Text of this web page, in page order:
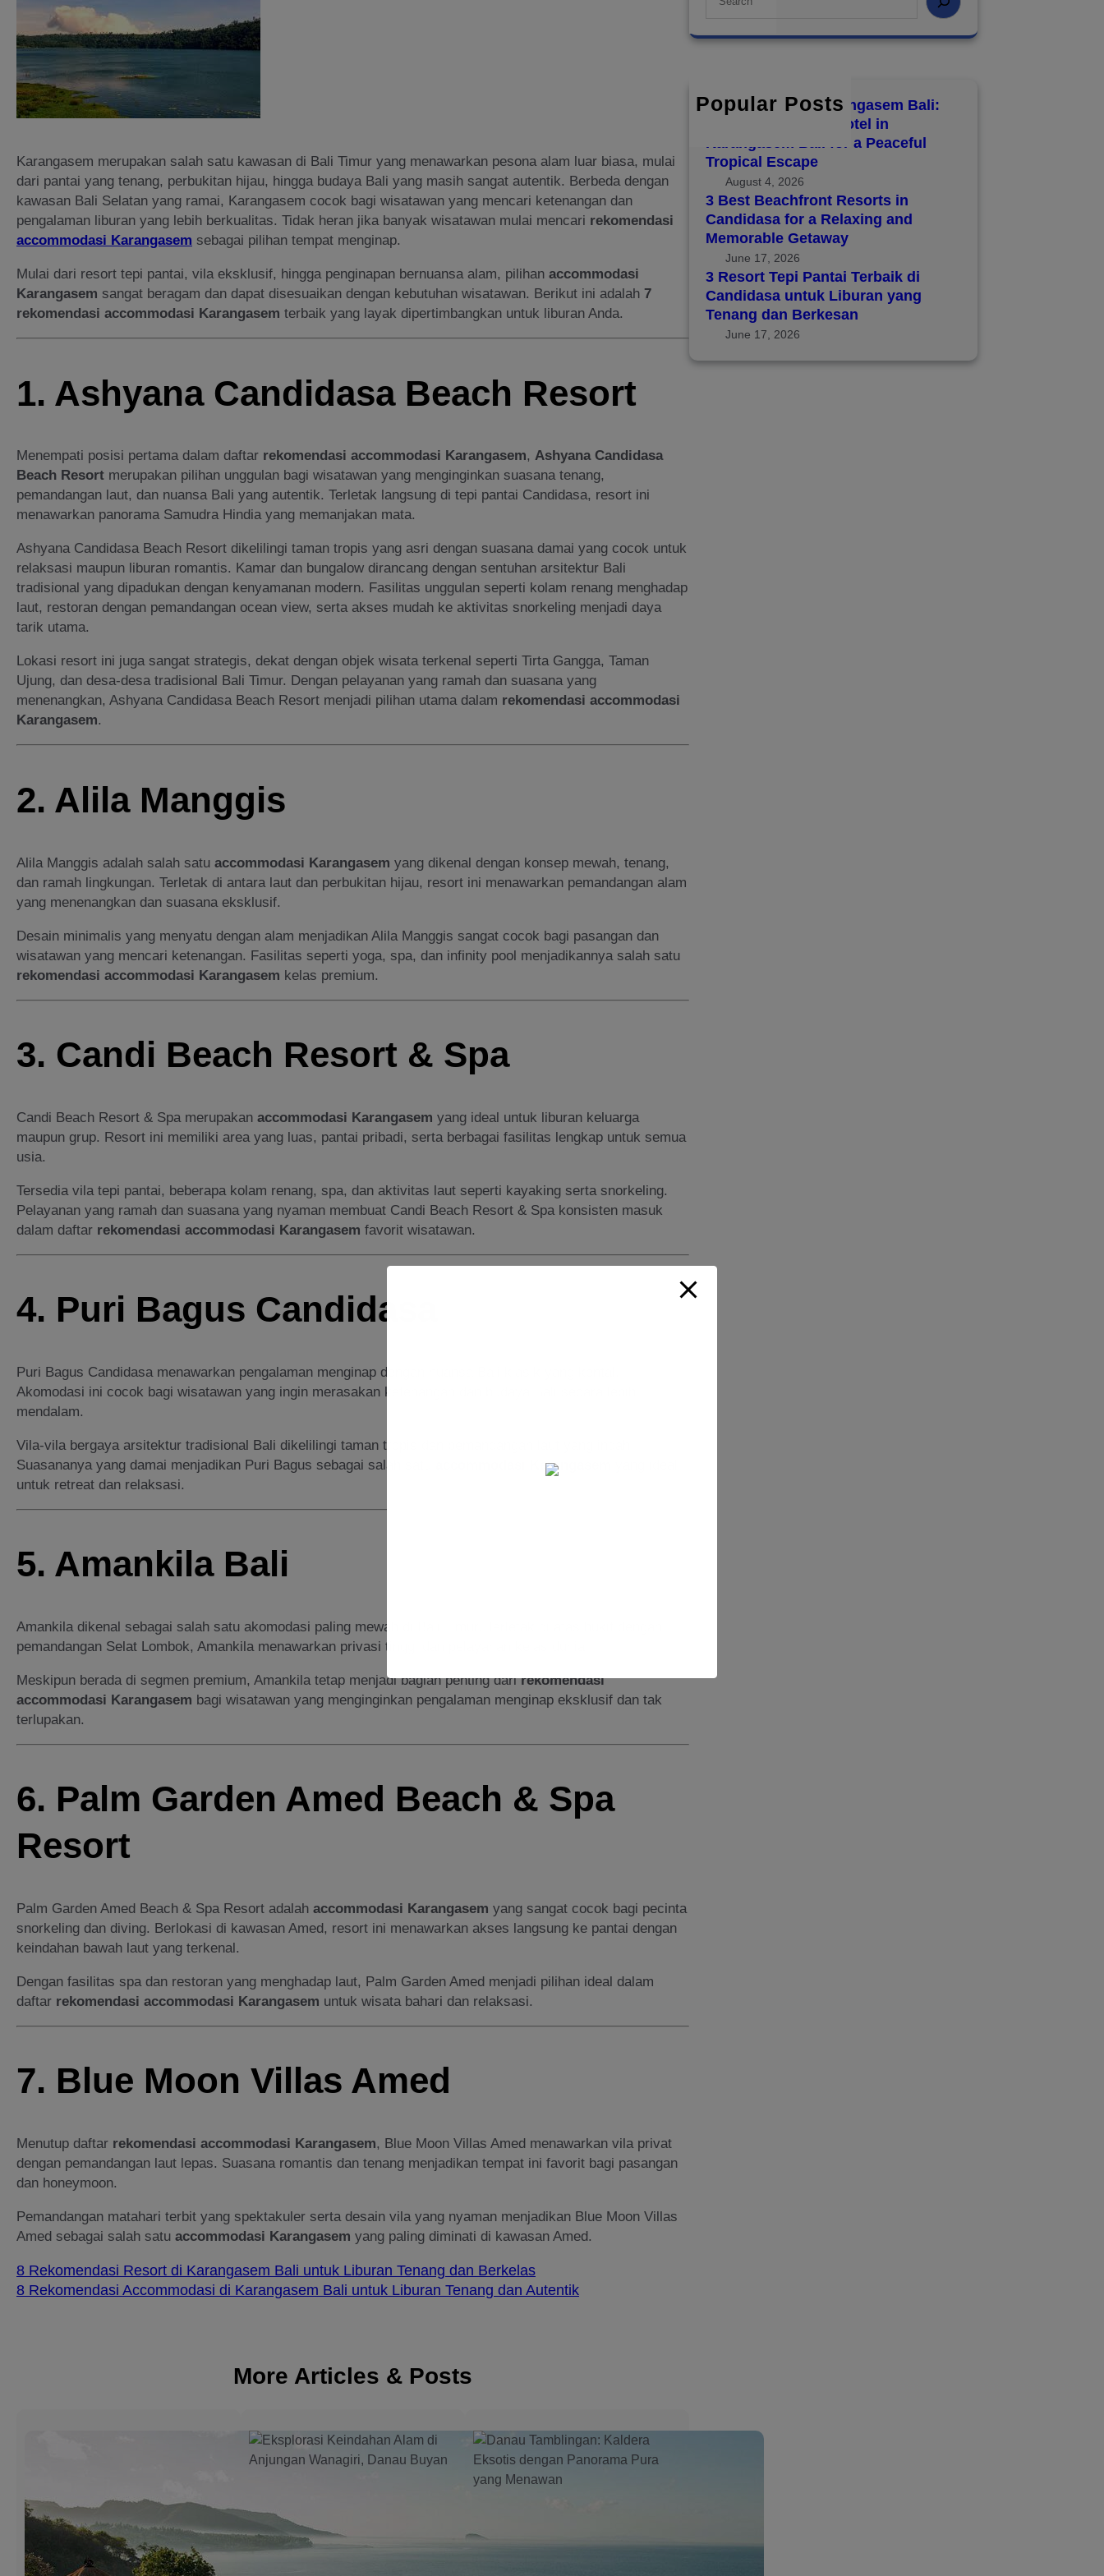
Karangasem merupakan salah satu kawasan di Bali Timur yang menawarkan pesona alam luar biasa, mulai
dari pantai yang tenang, perbukitan hijau, hingga budaya Bali yang masih sangat autentik. Berbeda dengan
kawasan Bali Selatan yang ramai, Karangasem cocok bagi wisatawan yang mencari ketenangan dan
pengalaman liburan yang lebih berkualitas. Tidak heran jika banyak wisatawan mulai mencari rekomendasi
accommodasi Karangasem sebagai pilihan tempat menginap.
Mulai dari resort tepi pantai, vila eksklusif, hingga penginapan bernuansa alam, pilihan accommodasi
Karangasem sangat beragam dan dapat disesuaikan dengan kebutuhan wisatawan. Berikut ini adalah 7
rekomendasi accommodasi Karangasem terbaik yang layak dipertimbangkan untuk liburan Anda.
1. Ashyana Candidasa Beach Resort
Menempati posisi pertama dalam daftar rekomendasi accommodasi Karangasem, Ashyana Candidasa
Beach Resort merupakan pilihan unggulan bagi wisatawan yang menginginkan suasana tenang,
pemandangan laut, dan nuansa Bali yang autentik. Terletak langsung di tepi pantai Candidasa, resort ini
menawarkan panorama Samudra Hindia yang memanjakan mata.
Ashyana Candidasa Beach Resort dikelilingi taman tropis yang asri dengan suasana damai yang cocok untuk
relaksasi maupun liburan romantis. Kamar dan bungalow dirancang dengan sentuhan arsitektur Bali
tradisional yang dipadukan dengan kenyamanan modern. Fasilitas unggulan seperti kolam renang menghadap
laut, restoran dengan pemandangan ocean view, serta akses mudah ke aktivitas snorkeling menjadi daya
tarik utama.
Lokasi resort ini juga sangat strategis, dekat dengan objek wisata terkenal seperti Tirta Gangga, Taman
Ujung, dan desa-desa tradisional Bali Timur. Dengan pelayanan yang ramah dan suasana yang
menenangkan, Ashyana Candidasa Beach Resort menjadi pilihan utama dalam rekomendasi accommodasi
Karangasem.
2. Alila Manggis
Alila Manggis adalah salah satu accommodasi Karangasem yang dikenal dengan konsep mewah, tenang,
dan ramah lingkungan. Terletak di antara laut dan perbukitan hijau, resort ini menawarkan pemandangan alam
yang menenangkan dan suasana eksklusif.
Desain minimalis yang menyatu dengan alam menjadikan Alila Manggis sangat cocok bagi pasangan dan
wisatawan yang mencari ketenangan. Fasilitas seperti yoga, spa, dan infinity pool menjadikannya salah satu
rekomendasi accommodasi Karangasem kelas premium.
3. Candi Beach Resort & Spa
Candi Beach Resort & Spa merupakan accommodasi Karangasem yang ideal untuk liburan keluarga
maupun grup. Resort ini memiliki area yang luas, pantai pribadi, serta berbagai fasilitas lengkap untuk semua
usia.
Tersedia vila tepi pantai, beberapa kolam renang, spa, dan aktivitas laut seperti kayaking serta snorkeling.
Pelayanan yang ramah dan suasana yang nyaman membuat Candi Beach Resort & Spa konsisten masuk
dalam daftar rekomendasi accommodasi Karangasem favorit wisatawan.
4. Puri Bagus Candidasa
Puri Bagus Candidasa menawarkan pengalaman menginap dengan nuansa Bali klasik yang kental.
Akomodasi ini cocok bagi wisatawan yang ingin merasakan ketenangan dan budaya Bali secara lebih
mendalam.
Vila-vila bergaya arsitektur tradisional Bali dikelilingi taman tropis dan pemandangan laut yang indah.
Suasananya yang damai menjadikan Puri Bagus sebagai salah satu
accommodasi Karangasem
untuk retreat dan relaksasi.
5. Amankila Bali
Amankila dikenal sebagai salah satu akomodasi paling mewah di Bali Timur. Terletak di atas bukit dengan
pemandangan Selat Lombok, Amankila menawarkan privasi tinggi dan pelayanan kelas dunia.
Meskipun berada di segmen premium, Amankila tetap menjadi bagian penting darirekomendasi
accommodasi Karangasem bagi wisatawan yang menginginkan pengalaman menginap eksklusif dan tak
terlupakan.
6. Palm Garden Amed Beach & Spa
Resort
Palm Garden Amed Beach & Spa Resort adalah accommodasi Karangasem yang sangat cocok bagi pecinta
snorkeling dan diving. Berlokasi di kawasan Amed, resort ini menawarkan akses langsung ke pantai dengan
keindahan bawah laut yang terkenal.
Dengan fasilitas spa dan restoran yang menghadap laut, Palm Garden Amed menjadi pilihan ideal dalam
daftar rekomendasi accommodasi Karangasem untuk wisata bahari dan relaksasi.
7. Blue Moon Villas Amed
Menutup daftar rekomendasi accommodasi Karangasem, Blue Moon Villas Amed menawarkan vila privat
dengan pemandangan laut lepas. Suasana romantis dan tenang menjadikan tempat ini favorit bagi pasangan
dan honeymoon.
Pemandangan matahari terbit yang spektakuler serta desain vila yang nyaman menjadikan Blue Moon Villas
Amed sebagai salah satu accommodasi Karangasem yang paling diminati di kawasan Amed.
8 Rekomendasi Resort di Karangasem Bali untuk Liburan Tenang dan Berkelas
8 Rekomendasi Accommodasi di Karangasem Bali untuk Liburan Tenang dan Autentik
More Articles & Posts
3 Best Beachfront
Resorts in
Candidasa for a
Terbaik di Candidasa
a
Popular Posts
Top 8 Hotels in Karangasem Bali:
Discover the Best Hotel in
Karangasem Bali for a Peaceful
Tropical Escape
August 4, 2026
3 Best Beachfront Resorts in
Candidasa for a Relaxing and
Memorable Getaway
June 17, 2026
3 Resort Tepi Pantai Terbaik di
Candidasa untuk Liburan yang
Tenang dan Berkesan
June 17, 2026